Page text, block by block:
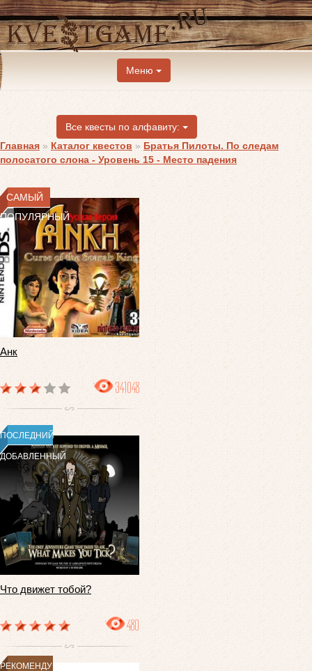
Меню
Все квесты по алфавиту:
Главная » Каталог квестов » Братья Пилоты. По следам
полосатого слона - Уровень 15 - Место падения
САМЫЙ
ПОПУЛЯРНЫЙ
Анк
341048
ПОСЛЕДНИЙ
ДОБАВЛЕННЫЙ
Что движет тобой?
480
РЕКОМЕНДУЕМ